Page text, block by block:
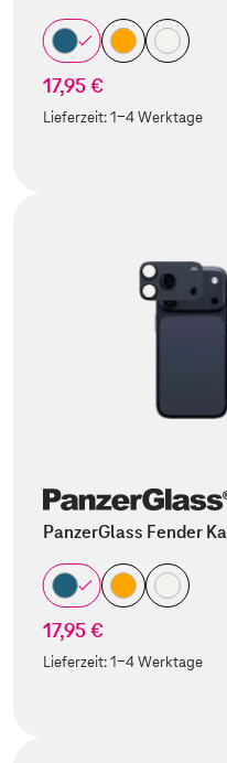
17,95 €
Lieferzeit:1-4 Werktage
PanzerGlass Fender
17,95 €
Lieferzeit:1-4 Werktage